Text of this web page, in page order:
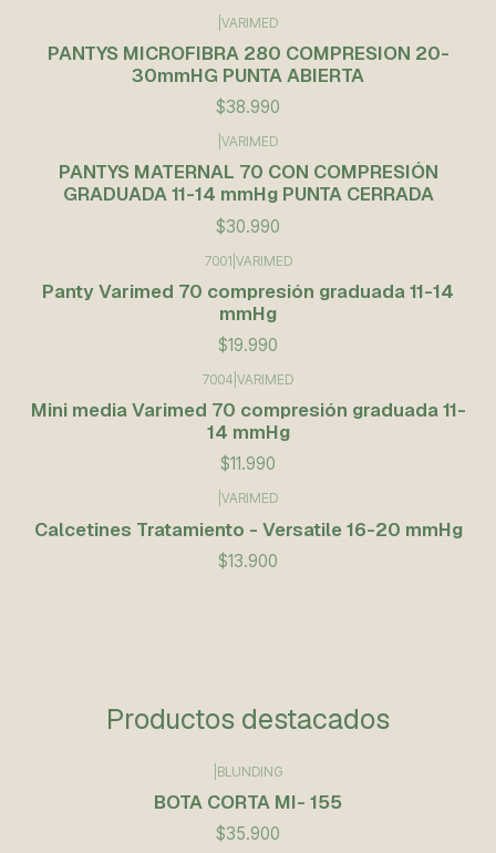
VARIMED
PANTYS MICROFIBRA 280 COMPRESION 20-
30mmHG PUNTA ABIERTA
$38.990
VARIMED
PANTYS MATERNAL 70 CON COMPRESIÓN
GRADUADA 11-14 mmHg PUNTA CERRADA
$30.990
7001 VARIMED
Panty Varimed 70 compresión graduada 11-14
mmHg
$19.990
7004 VARIMED
Mini media Varimed 70 compresión graduada 11-
14 mmHg
$11.990
VARIMED
Calcetines Tratamiento - Versatile 16-20 mmHg
$13.900
Productos destacados
BLUNDING
BOTA CORTA MI- 155
$35.900